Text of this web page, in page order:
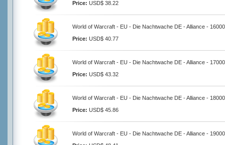
Price: USD$ 38.22
World of Warcraft - EU - Die Nachtwache DE - Alliance -
Price: USD$ 40.77
World of Warcraft - EU - Die Nachtwache DE - Alliance -
Price: USD$ 43.32
World of Warcraft - EU - Die Nachtwache DE - Alliance -
Price: USD$ 45.86
World of Warcraft - EU - Die Nachtwache DE - Alliance -